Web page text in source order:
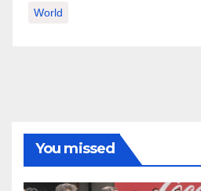
World
You missed